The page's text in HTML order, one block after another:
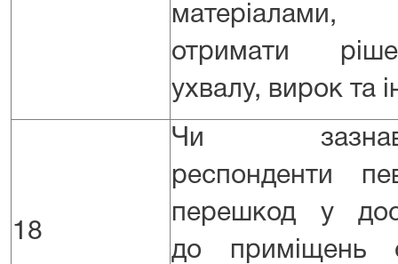
матеріалами,
отримати
ухвалу, вирок та
18
Чи
респонденти
перешкод у
до приміщень